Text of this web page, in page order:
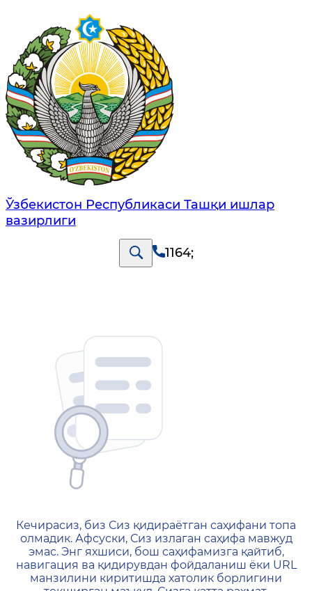
Ўзбекистон Республикаси Ташқи ишлар
вазирлиги
1164;
404 — Страница не
Кечирасиз, биз Сиз қидираётган саҳифани топа
олмадик. Афсуски, Сиз излаган саҳифа мавжуд
эмас. Энг яхшиси, бош саҳифамизга қайтиб,
навигация ва қидирувдан фойдаланиш ёки URL
манзилини киритишда хатолик борлигини